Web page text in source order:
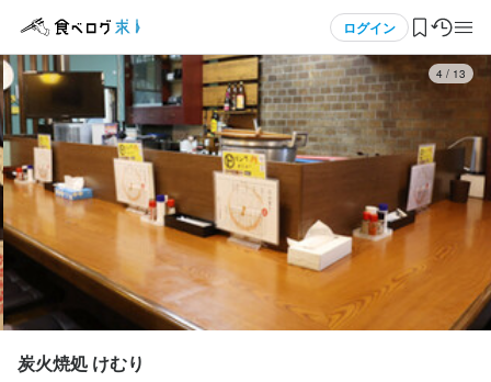
ログイン
ログイン・無料会員登録
食べログ求人TOP
求人検索
マイページ管理
4 / 13
炭火焼処 けむり
アルバイト・パート 炭火焼処 けむり
ホールスタッフ・サービススタッフ
ホールスタッフ・サービススタッフ
時給
1,100円〜1,200円
昇給あり 日払いOK
収入例
応募画面へ進む
アルバイト・パート 炭火焼処 けむり
ホールスタッフ・サービススタッフ
ホールスタッフ・サービススタッフ
時給
1,100円〜1,200円
昇給あり 日払いOK
収入例
応募画面へ進む
アルバイト・パート 炭火焼処 けむり
ホールスタッフ・サービススタッフ
ホールスタッフ・サービススタッフ
時給
1,100円〜1,200円
日払いOK
収入例
応募画面へ進む